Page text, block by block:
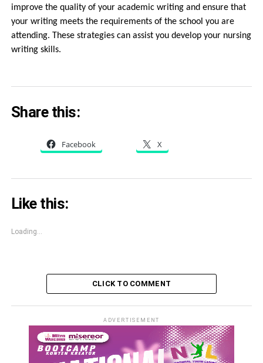
improve the quality of your academic writing and ensure that
your writing meets the requirements of the school you are
attending. These strategies can assist you develop your nursing
writing skills.
Share this:
Facebook X
Like this:
Loading...
CLICK TO COMMENT
ADVERTISEMENT